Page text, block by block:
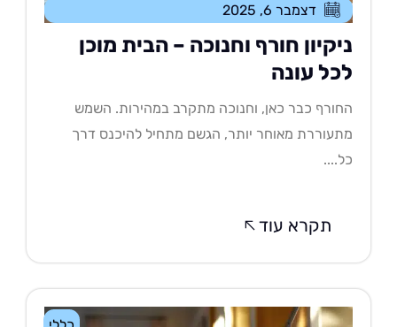
דצמבר 6, 2025
חורף וחנוכה – הבית מוכן
עונה
כבר כאן, וחנוכה מתקרב במהירות. השמש
מאוחר יותר, הגשם מתחיל להיכנס דרך
תקרא עוד